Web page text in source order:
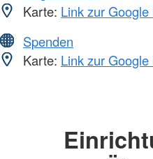
Karte: Link zur
Spenden
Karte: Link zur